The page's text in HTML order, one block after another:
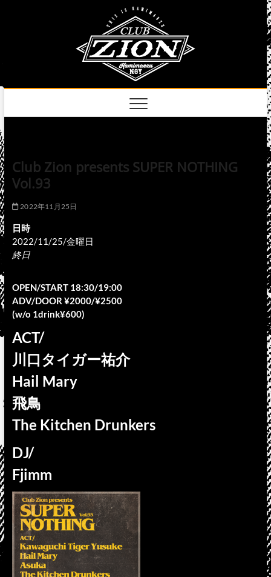
Club Zion presents SUPER NOTHING
Vol.93
2022年11月25日
日時
2022/11/25/金曜日
終日
OPEN/START 18:30/19:00
ADV/DOOR ¥2000/¥2500
(w/o 1drink¥600)
ACT/
川口タイガー祐介
Hail Mary
飛鳥
The Kitchen Drunkers
DJ/
Fjimm